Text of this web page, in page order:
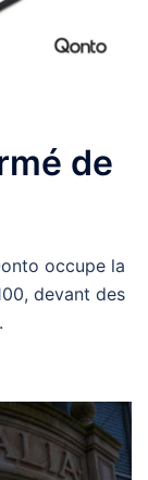
de
occupe la
devant des